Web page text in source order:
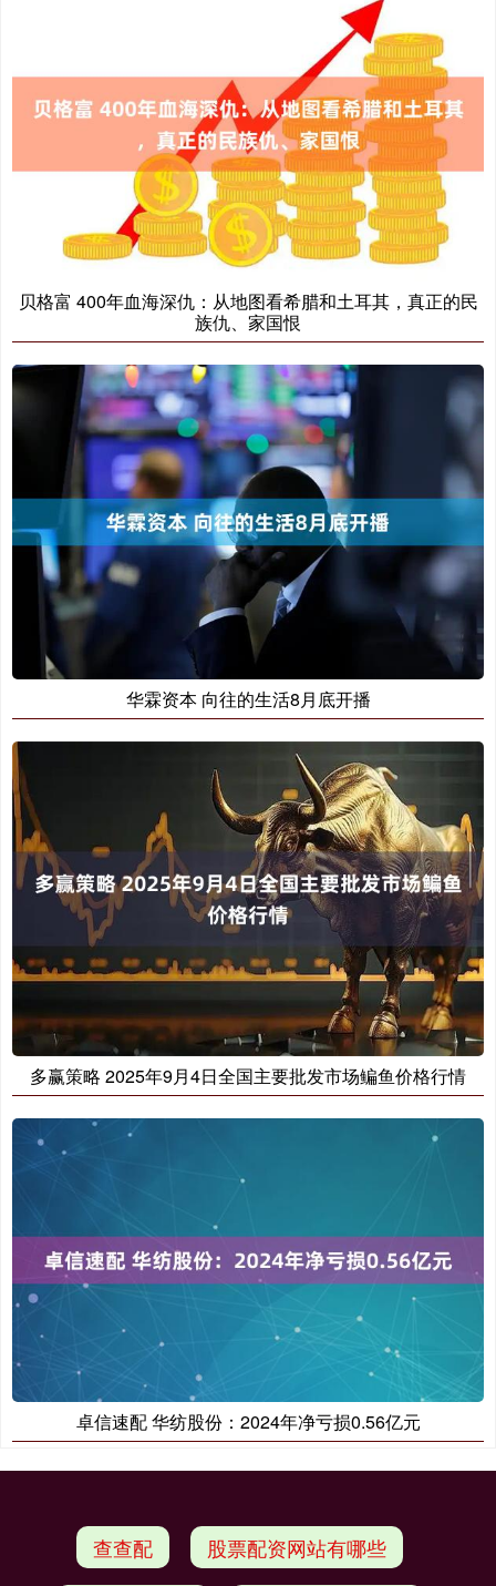
贝格富 400年血海深仇：从地图看希腊和土耳其，真正的民
族仇、家国恨
华霖资本 向往的生活8月底开播
多赢策略 2025年9月4日全国主要批发市场鳊鱼价格行情
卓信速配 华纺股份：2024年净亏损0.56亿元
查查配 股票配资网站有哪些